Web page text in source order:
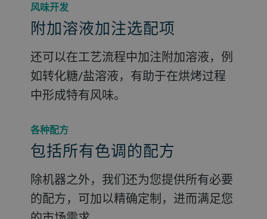
风味开发
附加溶液加注选配项
还可以在工艺流程中加注附加溶液，例
如转化糖/盐溶液，有助于在烘烤过程
中形成特有风味。
各种配方
包括所有色调的配方
除机器之外，我们还为您提供所有必要
的配方，可加以精确定制，进而满足您